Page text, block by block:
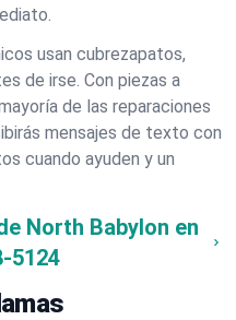
usan cubrezapatos,
de irse. Con piezas a
de las reparaciones
mensajes de texto con
cuando ayuden y un
North Babylon en
5124